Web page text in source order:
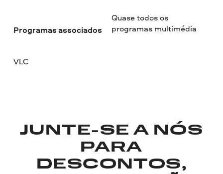
Programas associados
VLC
Quase todos os
programas multimédia
JUNTE-SE A NÓS
PARA
DESCONTOS,